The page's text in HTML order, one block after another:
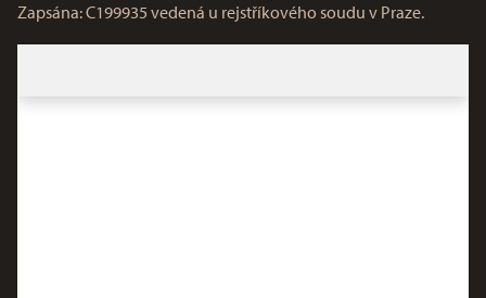
Zapsána: C199935 vedená u rejstříkového soudu v Praze.